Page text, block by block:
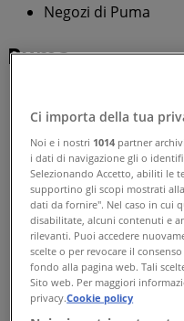
Negozi di Puma
Puma
Via del Corso 404,
Aperto
Puma
Ci importa della tua
Noi e i nostri 1014 partner
i dati di navigazione gli o
Selezionando Accetto, abiliti le
supportino gli scopi mostrati
dati da fornire". Nel caso in cui
disabilitate, alcuni contenuti e
rilevanti. Puoi accedere
scelte o per revocare il
fondo alla pagina web. Tali
Sito web. Per maggiori
privacy.Cookie policy